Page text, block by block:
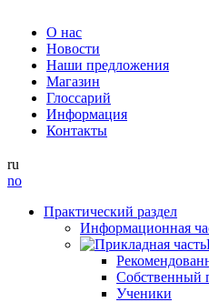
О нас
Новости
Наши предложения
Магазин
Глоссарий
Информация
Контакты
ru
no
Практический раздел
Информационная
Собственный
Ученики